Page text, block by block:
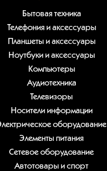
Бытовая техника
Телефония и аксессуары
Планшеты и аксессуары
Ноутбуки и аксессуары
Компьютеры
Аудиотехника
Телевизоры
Носители информации
оборудование
Элементы питания
Сетевое оборудование
Автотовары и спорт